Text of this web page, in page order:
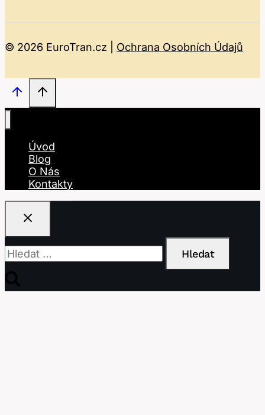
© 2026 EuroTran.cz | Ochrana Osobních Údajů
Úvod
Blog
O Nás
Kontakty
Vyhledávání